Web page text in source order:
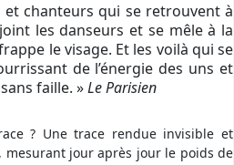
chanteurs qui se retrouvent à
les danseurs et se mêle à la
le visage. Et les voilà qui se
de l’énergie des uns et
faille. »Le Parisien
? Une trace rendue invisible et
mesurant jour après jour le poids de